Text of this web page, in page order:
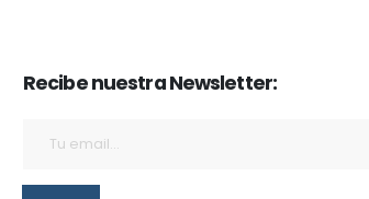
Recibe nuestra Newsletter: